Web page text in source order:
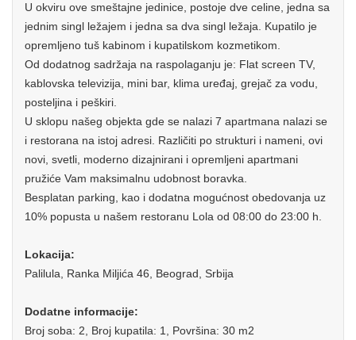
U okviru ove smeštajne jedinice, postoje dve celine, jedna sa
jednim singl ležajem i jedna sa dva singl ležaja. Kupatilo je
opremljeno tuš kabinom i kupatilskom kozmetikom.
Od dodatnog sadržaja na raspolaganju je: Flat screen TV,
kablovska televizija, mini bar, klima uređaj, grejač za vodu,
posteljina i peškiri.
U sklopu našeg objekta gde se nalazi 7 apartmana nalazi se
i restorana na istoj adresi. Različiti po strukturi i nameni, ovi
novi, svetli, moderno dizajnirani i opremljeni apartmani
pružiće Vam maksimalnu udobnost boravka.
Besplatan parking, kao i dodatna mogućnost obedovanja uz
10% popusta u našem restoranu Lola od 08:00 do 23:00 h.
Lokacija:
Palilula, Ranka Miljića 46, Beograd, Srbija
Dodatne informacije:
Broj soba: 2, Broj kupatila: 1, Površina: 30 m2